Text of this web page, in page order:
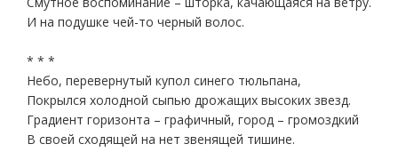
И на подушке чей-то черный волос.
* * *
Небо, перевернутый купол синего тюльпана,
Покрылся холодной сыпью дрожащих высоких звезд.
Градиент горизонта – графичный, город – громоздкий
В своей сходящей на нет звенящей тишине.